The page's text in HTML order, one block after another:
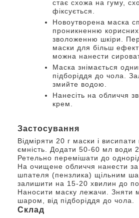
стає схожа на гуму,
фіксується.
Новоутворена маска
проникненню корисних
зволоженню шкіри.
маски для більш
можна нанести
Маска знімається
підборіддя до чола.
змийте водою.
Нанесіть на обличчя
крем.
Застосування
Відміряти 20 г маски і
ємність. Додати 50-60 мл води
Ретельно перемішати до
На очищене обличчя нанести
шпателя (пензлика) щільним
залишити на 15-20 хвилин до
Наносити маску лежачи. Зняти
шаром, від підборіддя до чола.
Склад